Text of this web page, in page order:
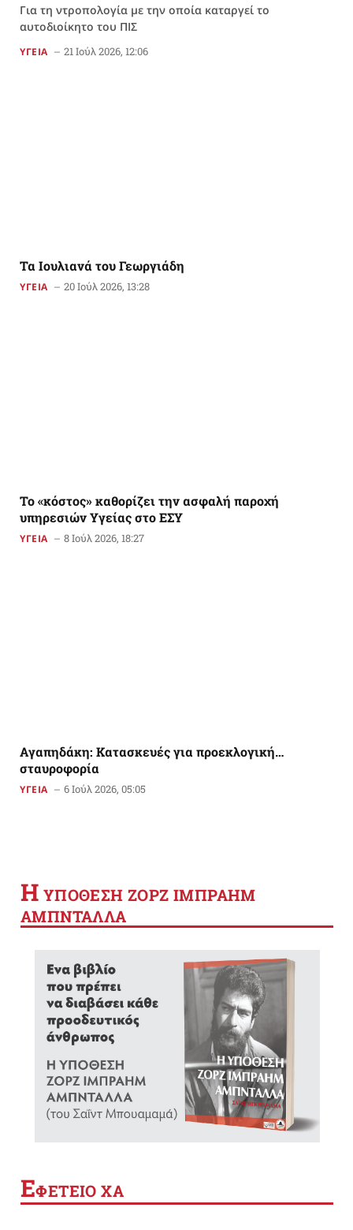
Για τη ντροπολογία με την οποία καταργεί το
αυτοδιοίκητο του ΠΙΣ
ΥΓΕΙΑ 21 Ιούλ 2026, 12:06
Τα Ιουλιανά του Γεωργιάδη
ΥΓΕΙΑ 20 Ιούλ 2026, 13:28
Το «κόστος» καθορίζει την ασφαλή παροχή
υπηρεσιών Υγείας στο ΕΣΥ
ΥΓΕΙΑ 8 Ιούλ 2026, 18:27
Αγαπηδάκη: Κατασκευές για προεκλογική…
σταυροφορία
ΥΓΕΙΑ 6 Ιούλ 2026, 05:05
Η YΠΟΘΕΣΗ ΖΟΡΖ ΙΜΠΡΑΗΜ
ΑΜΠΝΤΑΛΛΑ
ΕΦΕΤΕΙΟ ΧΑ